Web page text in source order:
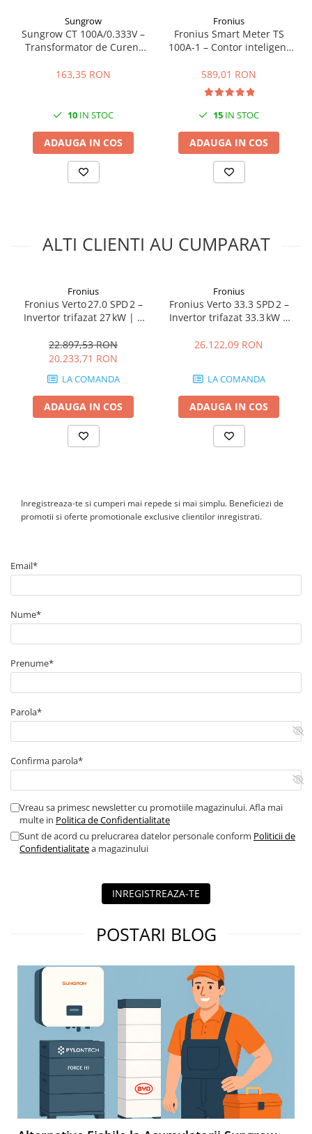
3.000 VA (3 kW)
Tip sistem:trifazat
Tensiune maxima DC:
Eficienta maxima:
Clasa protectie:IP66
Greutate:aprox. 16.5 kg
Dimensiuni compacte
(similar gama 3–5 kW)
Tehnologie:
Faze retea:3 faze
cheie
Integrare
directa baterii
Permite conectarea
sistemelor de stocare
pentru cresterea
Backup
inteligent
2 MPPT
independente
Management
Compatibil cu:
Fronius Solar.web
sisteme smart home
Protectie
ridicata
IP66 → montaj exterior
protectii integrate
Sungrow
Sungrow CT 100A/0.333V –
Transformator de Curent
163,35 RON
10 IN STOC
ADAUGA IN COS
Fronius
Fronius Smart Meter TS
100A-1 – Contor inteligent
bidirectionala, RS485
589,01 RON
15 IN STOC
ADAUGA IN COS
ALTI CLIENTI AU CUMPARAT
Fronius
Fronius Verto 27.0 SPD 2 –
Invertor trifazat 27 kW | 4
22.897,53 RON
20.233,71 RON
LA COMANDA
ADAUGA IN COS
Fronius
Fronius Verto 33.3 SPD 2 –
Invertor trifazat 33.3 kW |
26.122,09 RON
LA COMANDA
ADAUGA IN COS
Inregistreaza-te si cumperi mai repede si mai simplu. Beneficiezi de
promotii si oferte promotionale exclusive clientilor inregistrati.
Email*
Nume*
Prenume*
Parola*
Confirma parola*
Vreau sa primesc newsletter cu promotiile magazinului. Afla mai
multe in Politica de Confidentialitate
Sunt de acord cu prelucrarea datelor personale conform Politicii de
Confidentialitatea magazinului
INREGISTREAZA-TE
POSTARI BLOG